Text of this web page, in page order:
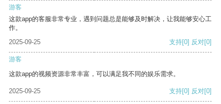
游客
这款app的客服非常专业，遇到问题总是能够及时解决，让我能够安心工
作。
2025-09-25
支持[0] 反对[0]
游客
这款app的视频资源非常丰富，可以满足我不同的娱乐需求。
2025-09-25 支持[0] 反对[0]